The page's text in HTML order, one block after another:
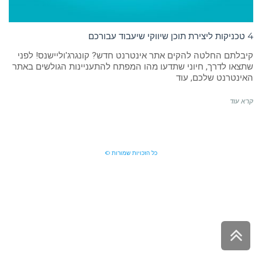
4 טכניקות ליצירת תוכן שיווקי שיעבוד עבורכם
קיבלתם החלטה להקים אתר אינטרנט חדש? קונגרג'וליישנס! לפני
שתצאו לדרך, חיוני שתדעו מהו המפתח להתעניינות הגולשים באתר
האינטרנט שלכם, עוד
קרא עוד
כל הזכויות שמורות ©
לראש